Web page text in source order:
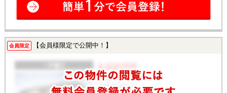
会員限定 【会員様限定で公開中！】